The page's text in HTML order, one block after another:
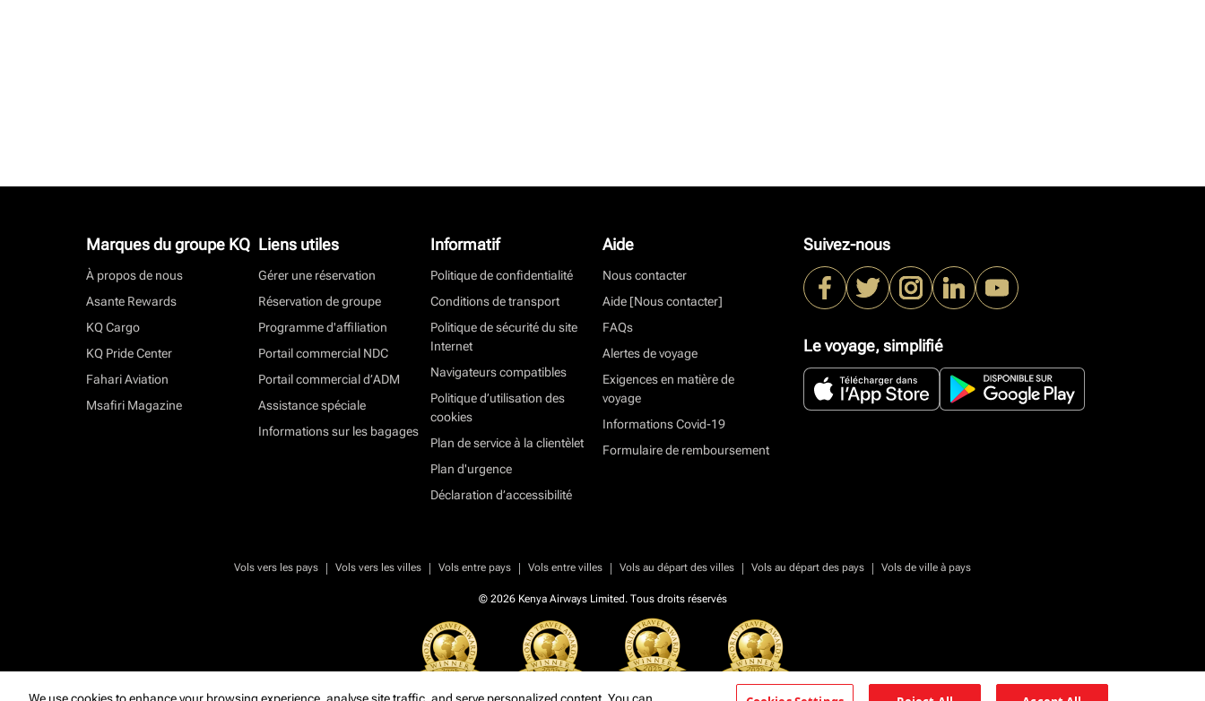
Marques du groupe KQ
À propos de nous
Asante Rewards
KQ Cargo
KQ Pride Center
Fahari Aviation
Msafiri Magazine
Liens utiles
Gérer une réservation
Réservation de groupe
Programme d'affiliation
Portail commercial NDC
Portail commercial d’ADM
Assistance spéciale
Informations sur les bagages
Informatif
Politique de confidentialité
Conditions de transport
Politique de sécurité du site
Internet
Navigateurs compatibles
Politique d’utilisation des
cookies
Plan de service à la clientèlet
Plan d'urgence
Déclaration d’accessibilité
Aide
Nous contacter
Aide [Nous contacter]
FAQs
Alertes de voyage
Exigences en matière de
voyage
Informations Covid-19
Formulaire de remboursement
Suivez-nous
Le voyage, simplifié
Vols vers les pays | Vols vers les villes | Vols entre pays | Vols entre villes | Vols au départ des villes | Vols au départ des pays | Vols de ville à pays
© 2026 Kenya Airways Limited. Tous droits réservés